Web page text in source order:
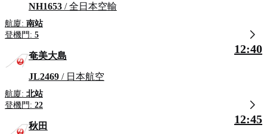
NH1653 / 全日本空輸
航廈: 南站
登機門: 5
奄美大島
JL2469 / 日本航空
航廈: 北站
登機門: 22
12:40
秋田
12:45